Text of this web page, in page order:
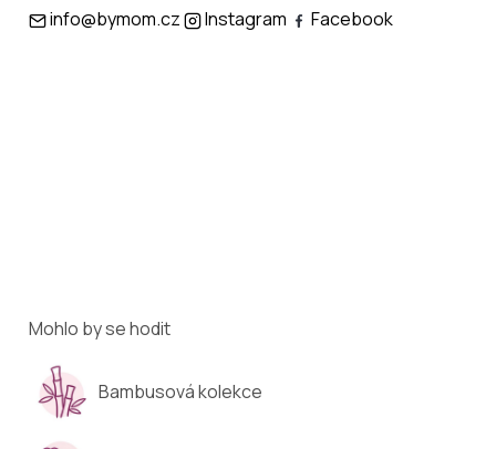
info@bymom.cz Instagram Facebook
Mohlo by se hodit
Bambusová kolekce